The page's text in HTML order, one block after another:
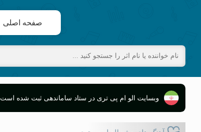
صفحه اصلی
وبسایت الو ام پی تری در ستاد ساماندهی ثبت شده است